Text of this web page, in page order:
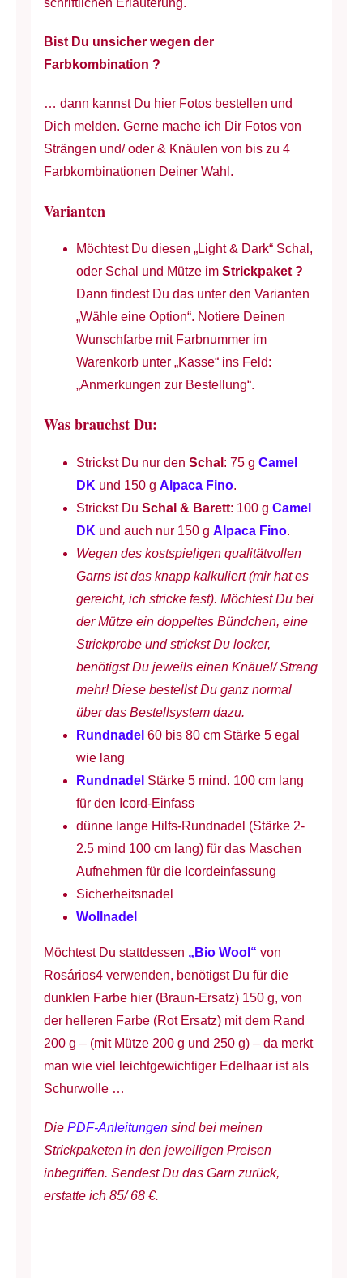
Bist Du unsicher wegen der
Farbkombination ?
… dann kannst Du hier Fotos bestellen und
Dich melden. Gerne mache ich Dir Fotos von
Strängen und/ oder & Knäulen von bis zu 4
Farbkombinationen Deiner Wahl.
Varianten
Möchtest Du diesen „Light & Dark“ Schal,
oder Schal und Mütze im Strickpaket?
Dann findest Du das unter den Varianten
„Wähle eine Option“. Notiere Deinen
Wunschfarbe mit Farbnummer im
Warenkorb unter „Kasse“ ins Feld:
„Anmerkungen zur Bestellung“.
Was brauchst Du:
Strickst Du nur den Schal : 75 g Camel
DK und 150 g Alpaca Fino.
Strickst Du Schal & Barett: 100 g Camel
DK und auch nur 150 g Alpaca Fino.
Wegen des kostspieligen qualitätvollen
Garns ist das knapp kalkuliert (mir hat es
gereicht, ich stricke fest). Möchtest Du bei
der Mütze ein doppeltes Bündchen, eine
Strickprobe und strickst Du locker,
benötigst Du jeweils einen Knäuel/ Strang
mehr! Diese bestellst Du ganz normal
über das Bestellsystem dazu.
Rundnadel 60 bis 80 cm Stärke 5 egal
wie lang
Rundnadel Stärke 5 mind. 100 cm lang
für den Icord-Einfass
dünne lange Hilfs-Rundnadel (Stärke 2-
2.5 mind 100 cm lang) für das Maschen
Aufnehmen für die Icordeinfassung
Sicherheitsnadel
Wollnadel
Möchtest Du stattdessen „Bio Wool“ von
Rosários4 verwenden, benötigst Du für die
dunklen Farbe hier (Braun-Ersatz) 150 g, von
der helleren Farbe (Rot Ersatz) mit dem Rand
200 g – (mit Mütze 200 g und 250 g) – da merkt
man wie viel leichtgewichtiger Edelhaar ist als
Schurwolle …
Die PDF-Anleitungensind bei meinen
Strickpaketen in den jeweiligen Preisen
inbegriffen. Sendest Du das Garn zurück,
erstatte ich 85/ 68 €.